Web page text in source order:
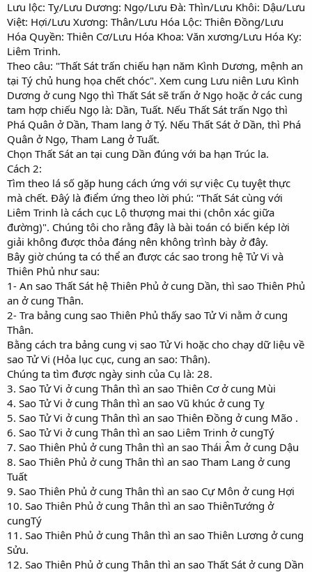
Lưu lộc: Tỵ/Lưu Dương: Ngọ/Lưu Đà: Thìn/Lưu Khôi: Dậu/Lưu
Việt: Hợi/Lưu Xương: Thân/Lưu Hóa Lộc: Thiên Đồng/Lưu
Hóa Quyền: Thiên Cơ/Lưu Hóa Khoa: Văn xương/Lưu Hóa Kỵ:
Liêm Trinh.
Theo câu: "Thất Sát trấn chiếu hạn năm Kình Dương, mệnh an
tại Tý chủ hung họa chết chóc". Xem cung Lưu niên Lưu Kình
Dương ở cung Ngọ thì Thất Sát sẽ trấn ở Ngọ hoặc ở các cung
tam hợp chiếu Ngọ là: Dần, Tuất. Nếu Thất Sát trấn Ngọ thì
Phá Quân ở Dần, Tham lang ở Tý. Nếu Thất Sát ở Dần, thì Phá
Quân ở Ngọ, Tham Lang ở Tuất.
Chọn Thất Sát an tại cung Dần đúng với ba hạn Trúc la.
Cách 2:
Tìm theo lá số gặp hung cách ứng với sự việc Cụ tuyệt thực
mà chết. Đâý là điểm ứng theo lời phú: "Thất Sát cùng với
Liêm Trinh là cách cục Lộ thượng mai thi (chôn xác giữa
đường)". Chúng tôi cho rằng đây là bài toán có biến kép lời
giải không được thỏa đáng nên không trình bày ở đây.
Bây giờ chúng ta có thể an được các sao trong hệ Tử Vi và
Thiên Phủ như sau:
1- An sao Thất Sát hệ Thiên Phủ ở cung Dần, thì sao Thiên Phủ
an ở cung Thân.
2- Tra bảng cung sao Thiên Phủ thấy sao Tử Vi nằm ở cung
Thân.
Bằng cách tra bảng cung vị sao Tử Vi hoặc cho chạy dữ liệu về
sao Tử Vi (Hỏa lục cục, cung an sao: Thân).
Chúng ta tìm được ngày sinh của Cụ là: 28.
3. Sao Tử Vi ở cung Thân thì an sao Thiên Cơ ở cung Mùi
4. Sao Tử Vi ở cung Thân thì an sao Vũ khúc ở cung Tỵ
5. Sao Tử Vi ở cung Thân thì an sao Thiên Đồng ở cung Mão .
6. Sao Tử Vi ở cung Thân thì an sao Liêm Trinh ở cungTý
7. Sao Thiên Phủ ở cung Thân thì an sao Thái Âm ở cung Dậu
8. Sao Thiên Phủ ở cung Thân thì an sao Tham Lang ở cung
Tuất
9. Sao Thiên Phủ ở cung Thân thì an sao Cự Môn ở cung Hợi
10. Sao Thiên Phủ ở cung Thân thì an sao ThiênTướng ở
cungTý
11. Sao Thiên Phủ ở cung Thân thì an sao Thiên Lương ở cung
Sửu.
12. Sao Thiên Phủ ở cung Thân thì an sao Thất Sát ở cung Dần